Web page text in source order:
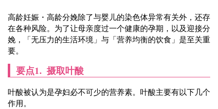
高龄妊娠・高龄分娩除了与婴儿的染色体异常有关外，还存
在各种风险。为了让母亲度过一个健康的孕期，以及迎接分
娩，「无压力的生活环境」与「营养均衡的饮食」是至关重
要。
要点1. 摄取叶酸
叶酸被认为是孕妇必不可少的营养素。叶酸主要有以下几个
作用。